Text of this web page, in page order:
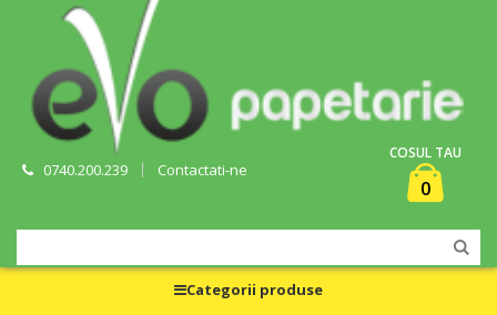
0740.200.239 Contactati-ne
COSUL TAU
0
Categorii produse